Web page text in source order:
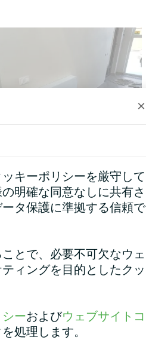
イルユニット ガラスシリーズ
×
キーポリシーを厳守して
明確な同意なしに共有さ
タ保護に準拠する信頼で
とで、必要不可欠なウェ
ィングを目的としたクッ
ーおよびウェブサイトコ
処理します。